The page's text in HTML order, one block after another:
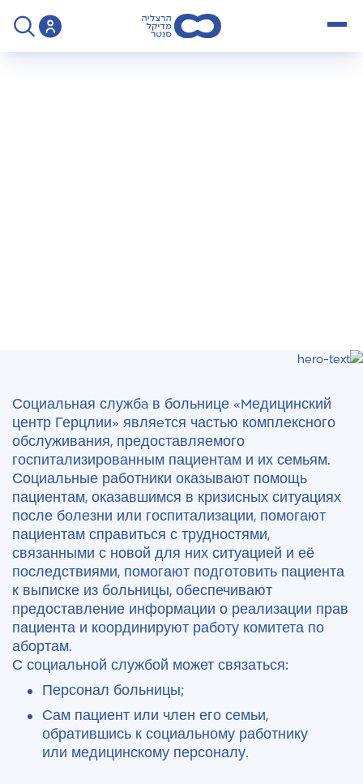
Социальная службa в больнице «Mедицинский
центр Герцлии» являeтся частью комплексного
обслуживания, предоставляемого
госпитализированным пациентам и их семьям.
Социальные работники оказывают помощь
пациентам, оказавшимся в кризисных ситуациях
после болезни или госпитализации, помогают
пациентам справиться с трудностями,
связанными с новой для них ситуацией и её
последствиями, помогают подготовить пациента
к выписке из больницы, обеспечивают
предоставление информации о реализации прав
пациента и координируют работу комитета по
абортам.
С социальной службой может связаться:
Персонал больницы;
Сам пациент или член его семьи,
обратившись к социальному работнику
или медицинскому персоналу.